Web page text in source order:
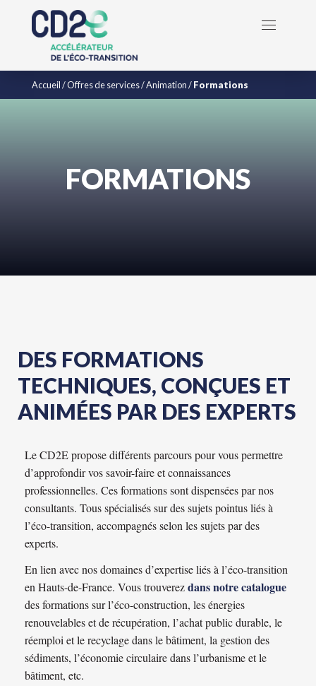
Accueil/Offres de services/Animation/Formations
FORMATIONS
DES FORMATIONS
TECHNIQUES, CONÇUES ET
ANIMÉES PAR DES EXPERTS
Le CD2E propose différents parcours pour vous permettre
d’approfondir vos savoir-faire et connaissances
professionnelles. Ces formations sont dispensées par nos
consultants. Tous spécialisés sur des sujets pointus liés à
l’éco-transition, accompagnés selon les sujets par des
experts.
En lien avec nos domaines d’expertise liés à l’éco-transition
en Hauts-de-France. Vous trouverezdans notre catalogue
des formations sur l’éco-construction, les énergies
renouvelables et de récupération, l’achat public durable, le
réemploi et le recyclage dans le bâtiment, la gestion des
sédiments, l’économie circulaire dans l’urbanisme et le
bâtiment, etc.